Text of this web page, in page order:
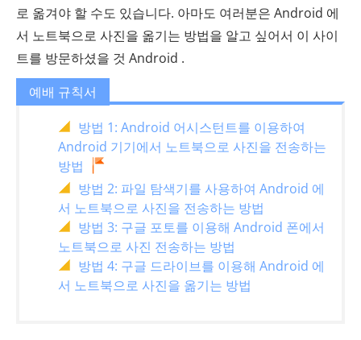
로 옮겨야 할 수도 있습니다. 아마도 여러분은 Android 에
서 노트북으로 사진을 옮기는 방법을 알고 싶어서 이 사이
트를 방문하셨을 것 Android .
예배 규칙서
방법 1: Android 어시스턴트를 이용하여
Android 기기에서 노트북으로 사진을 전송하는
방법
방법 2: 파일 탐색기를 사용하여 Android 에
서 노트북으로 사진을 전송하는 방법
방법 3: 구글 포토를 이용해 Android 폰에서
노트북으로 사진 전송하는 방법
방법 4: 구글 드라이브를 이용해 Android 에
서 노트북으로 사진을 옮기는 방법